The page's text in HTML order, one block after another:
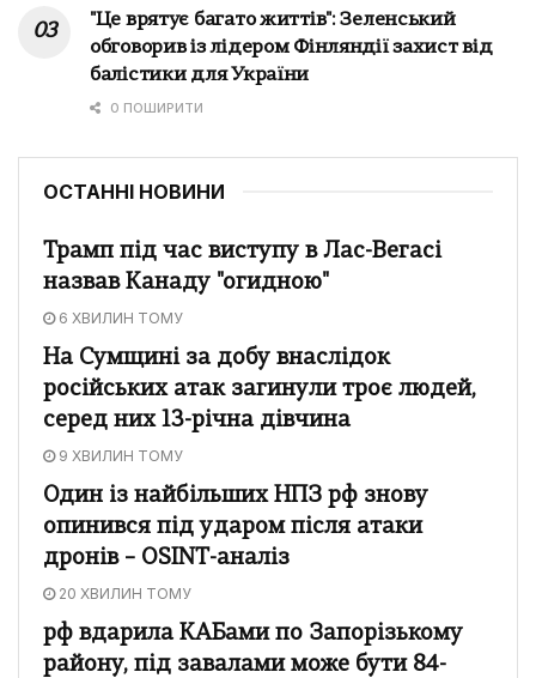
"Це врятує багато життів": Зеленський
обговорив із лідером Фінляндії захист від
балістики для України
0 ПОШИРИТИ
ОСТАННІ НОВИНИ
Трамп під час виступу в Лас-Вегасі
назвав Канаду "огидною"
6 ХВИЛИН ТОМУ
На Сумщині за добу внаслідок
російських атак загинули троє людей,
серед них 13-річна дівчина
9 ХВИЛИН ТОМУ
Один із найбільших НПЗ рф знову
опинився під ударом після атаки
дронів – OSINT-аналіз
20 ХВИЛИН ТОМУ
рф вдарила КАБами по Запорізькому
району, під завалами може бути 84-